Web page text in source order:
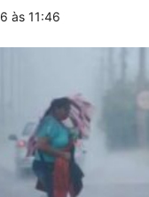
às 11:46